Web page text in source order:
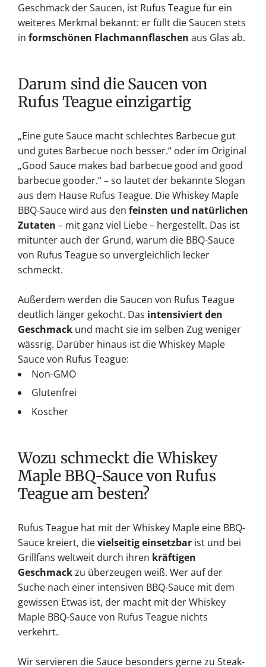
Geschmack der Saucen, ist Rufus Teague für ein
weiteres Merkmal bekannt: er füllt die Saucen stets
in formschönen Flachmannflaschen aus Glas ab.
Darum sind die Saucen von
Rufus Teague einzigartig
„Eine gute Sauce macht schlechtes Barbecue gut
und gutes Barbecue noch besser.“ oder im Original
„Good Sauce makes bad barbecue good and good
barbecue gooder.“ – so lautet der bekannte Slogan
aus dem Hause Rufus Teague. Die Whiskey Maple
BBQ-Sauce wird aus den feinsten und natürlichen
Zutaten – mit ganz viel Liebe – hergestellt. Das ist
mitunter auch der Grund, warum die BBQ-Sauce
von Rufus Teague so unvergleichlich lecker
schmeckt.
Außerdem werden die Saucen von Rufus Teague
deutlich länger gekocht. Das intensiviert den
Geschmack und macht sie im selben Zug weniger
wässrig. Darüber hinaus ist die Whiskey Maple
Sauce von Rufus Teague:
Non-GMO
Glutenfrei
Koscher
Wozu schmeckt die Whiskey
Maple BBQ-Sauce von Rufus
Teague am besten?
Rufus Teague hat mit der Whiskey Maple eine BBQ-
Sauce kreiert, dievielseitig einsetzbar ist und bei
Grillfans weltweit durch ihren kräftigen
Geschmackzu überzeugen weiß. Wer auf der
Suche nach einer intensiven BBQ-Sauce mit dem
gewissen Etwas ist, der macht mit der Whiskey
Maple BBQ-Sauce von Rufus Teague nichts
verkehrt.
Wir servieren die Sauce besonders gerne zu Steak-